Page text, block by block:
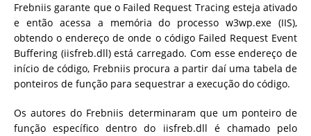
Frebniis garante que o Failed Request Tracing esteja ativado
e então acessa a memória do processo w3wp.exe (IIS),
obtendo o endereço de onde o código Failed Request Event
Buffering (iisfreb.dll) está carregado. Com esse endereço de
início de código, Frebniis procura a partir daí uma tabela de
ponteiros de função para sequestrar a execução do código.
Os autores do Frebniis determinaram que um ponteiro de
função específico dentro do iisfreb.dll é chamado pelo